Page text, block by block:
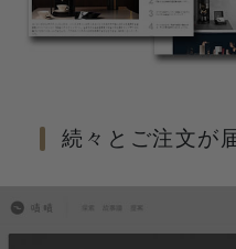
続々とご注文が